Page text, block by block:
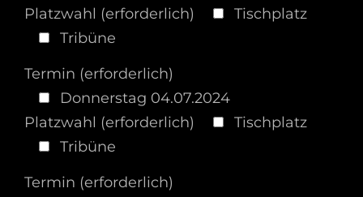
Platzwahl (erforderlich)
Tischplatz
Tribüne
Termin (erforderlich)
Donnerstag 04.07.2024
Platzwahl (erforderlich)
Tischplatz
Tribüne
Termin (erforderlich)